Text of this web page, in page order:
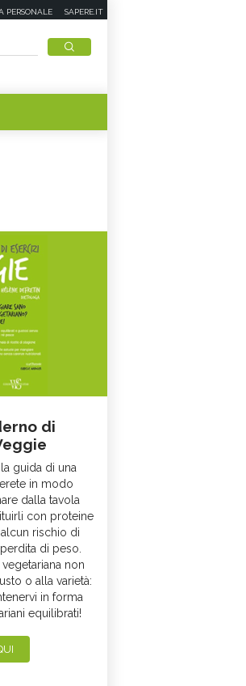
PERSONALE SAPERE.IT
di
guida di una
in modo
dalla tavola
con proteine
rischio di
di peso.
non
o alla varietà:
in forma
equilibrati!